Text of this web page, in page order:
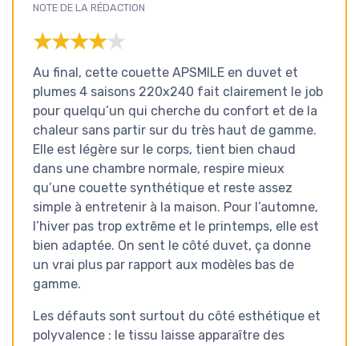
NOTE DE LA RÉDACTION
★★★★★
★★★★★
Au final, cette couette APSMILE en duvet et
plumes 4 saisons 220x240 fait clairement le job
pour quelqu’un qui cherche du confort et de la
chaleur sans partir sur du très haut de gamme.
Elle est légère sur le corps, tient bien chaud
dans une chambre normale, respire mieux
qu’une couette synthétique et reste assez
simple à entretenir à la maison. Pour l’automne,
l’hiver pas trop extrême et le printemps, elle est
bien adaptée. On sent le côté duvet, ça donne
un vrai plus par rapport aux modèles bas de
gamme.
Les défauts sont surtout du côté esthétique et
polyvalence : le tissu laisse apparaître des